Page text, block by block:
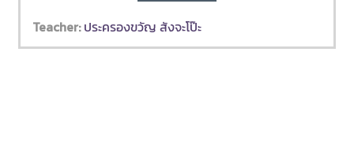
Teacher:ประครองขวัญ สังจะโป๊ะ